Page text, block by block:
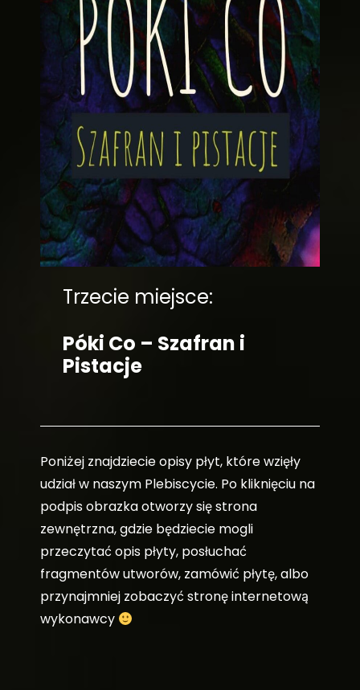
Trzecie miejsce:
Póki Co – Szafran i
Pistacje
Poniżej znajdziecie opisy płyt, które wzięły
udział w naszym Plebiscycie. Po kliknięciu na
podpis obrazka otworzy się strona
zewnętrzna, gdzie będziecie mogli
przeczytać opis płyty, posłuchać
fragmentów utworów, zamówić płytę, albo
przynajmniej zobaczyć stronę internetową
wykonawcy